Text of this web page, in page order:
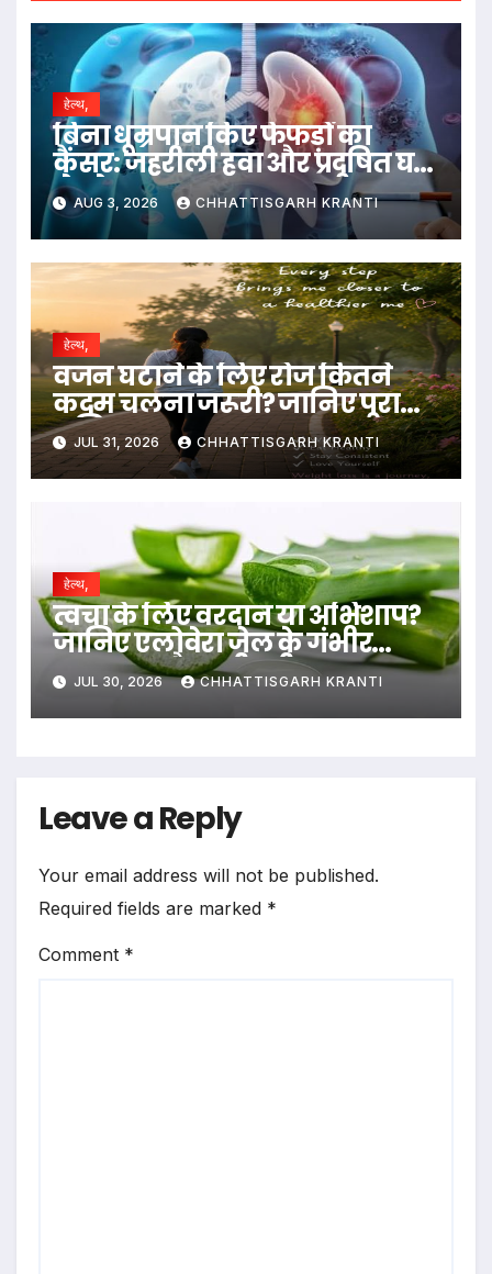
हेल्थ,
बिना धूम्रपान किए फेफड़ों का
कैंसर: जहरीली हवा और प्रदूषित घर
ले रहे जान
AUG 3, 2026 CHHATTISGARH KRANTI
हेल्थ,
वजन घटाने के लिए रोज कितने
कदम चलना जरूरी? जानिए पूरा
गणित
JUL 31, 2026 CHHATTISGARH KRANTI
हेल्थ,
त्वचा के लिए वरदान या अभिशाप?
जानिए एलोवेरा जेल के गंभीर
नुकसान और सही तरीका….
JUL 30, 2026 CHHATTISGARH KRANTI
Leave a Reply
Your email address will not be published.
Required fields are marked *
Comment *